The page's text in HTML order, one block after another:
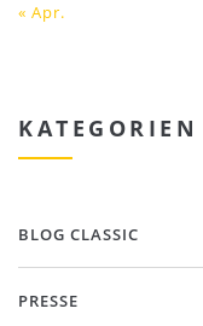
« Apr.
KATEGORIEN
BLOG CLASSIC
PRESSE